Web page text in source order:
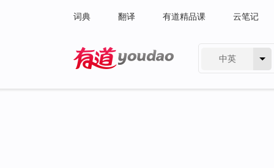
词典 翻译 有道精品课 云笔记
中英